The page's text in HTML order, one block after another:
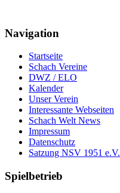
Navigation
Startseite
Schach Vereine
DWZ / ELO
Kalender
Unser Verein
Interessante Webseiten
Schach Welt News
Impressum
Datenschutz
Satzung NSV 1951 e.V.
Spielbetrieb